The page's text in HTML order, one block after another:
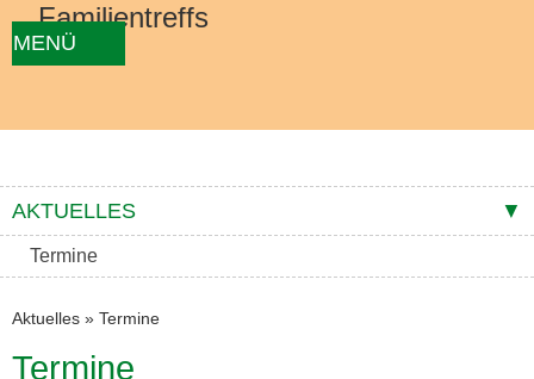
MENÜ
KONZEPT KONTAKTE
Familientreffs
AKTUELLES
Termine
Aktuelles » Termine
Termine